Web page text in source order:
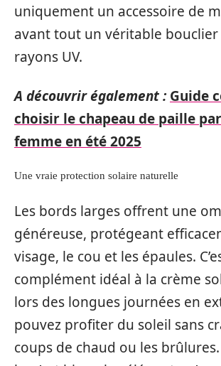
uniquement un accessoire de
avant tout un véritable
rayons UV.
A découvrir également : Guide
choisir le chapeau de paille
femme en été 2025
Une vraie protection solaire naturelle
Les bords larges offrent une
généreuse, protégeant
visage, le cou et les épaules.
complément idéal à la crème
lors des longues journées en
pouvez profiter du soleil sans
coups de chaud ou les